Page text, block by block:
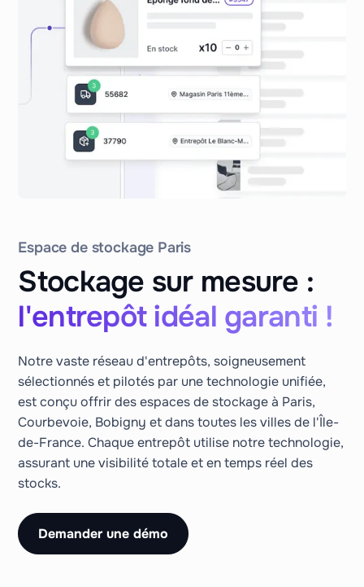
Espace de stockage Paris
Stockage sur mesure :
l'entrepôt idéal garanti !
Notre vaste réseau d'entrepôts, soigneusement
sélectionnés et pilotés par une technologie unifiée,
est conçu offrir des espaces de stockage à Paris,
Courbevoie, Bobigny et dans toutes les villes de l'Île-
de-France. Chaque entrepôt utilise notre technologie,
assurant une visibilité totale et en temps réel des
stocks.
Demander une démo